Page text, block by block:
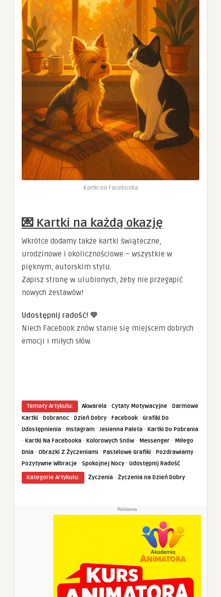
Kartki na Facebooka
💌 Kartki na każdą okazję
Wkrótce dodamy także kartki świąteczne,
urodzinowe i okolicznościowe – wszystkie w
pięknym, autorskim stylu.
Zapisz stronę w ulubionych, żeby nie przegapić
nowych zestawów!
Udostępnij radość! 💛
Niech Facebook znów stanie się miejscem dobrych
emocji i miłych słów.
Tematy Artykułu: Akwarela · Cytaty Motywacyjne · Darmowe
Kartki · Dobranoc · Dzień Dobry · Facebook· Grafiki Do
Udostępnienia · Instagram · Jesienna Paleta · Kartki Do Pobrania
· Kartki Na Facebooka · Kolorowych Snów · Messenger · Miłego
Dnia · Obrazki Z Życzeniami · Pastelowe Grafiki · Pozdrawiamy ·
Pozytywne Wibracje · Spokojnej Nocy · Udostępnij Radość
Kategorie Artykułu:
Życzenia · Życzenia na Dzień Dobry
Reklama